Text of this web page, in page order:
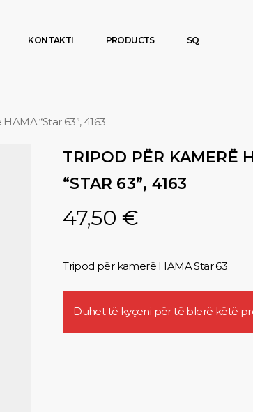
KONTAKTI PRODUCTS SQ
“Star 63”, 4163
TRIPOD PËR KAMERË
“STAR 63”, 4163
47,50 €
Tripod për kamerë HAMA Star 63
Duhet të kyçeni për të blerë këtë